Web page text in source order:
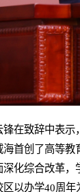
锋在致辞中表示
首创了高等
化综合改革
以办学40周